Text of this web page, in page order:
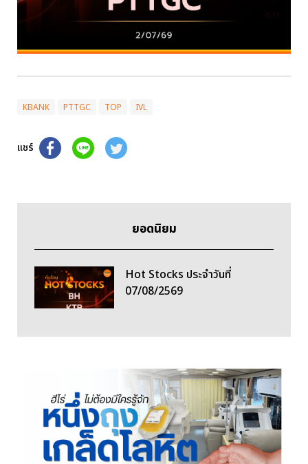
KBANK PTTGC TOP IVL
แชร์
ยอดนิยม
Hot Stocks ประจำวันที่
07/08/2569